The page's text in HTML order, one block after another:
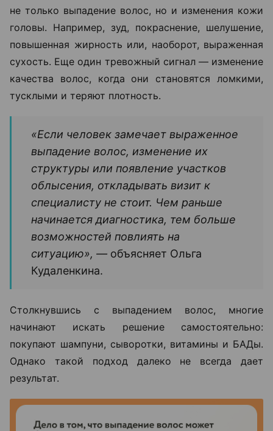
не только выпадение волос, но и изменения кожи
головы. Например, зуд, покраснение, шелушение,
повышенная жирность или, наоборот, выраженная
сухость. Еще один тревожный сигнал — изменение
качества волос, когда они становятся ломкими,
тусклыми и теряют плотность.
«Если человек замечает выраженное
выпадение волос, изменение их
структуры или появление участков
облысения, откладывать визит к
специалисту не стоит. Чем раньше
начинается диагностика, тем больше
возможностей повлиять на
ситуацию», — объясняет Ольга
Кудаленкина.
Столкнувшись с выпадением волос, многие
начинают искать решение самостоятельно:
покупают шампуни, сыворотки, витамины и БАДы.
Однако такой подход далеко не всегда дает
результат.